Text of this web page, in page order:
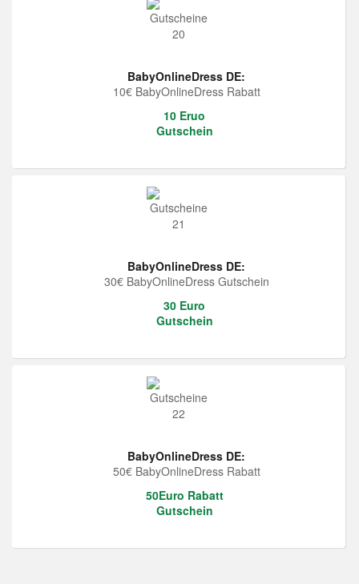
BabyOnlineDress DE:
10€ BabyOnlineDress Rabatt
10 Eruo
Gutschein
BabyOnlineDress DE:
30€ BabyOnlineDress Gutschein
30 Euro
Gutschein
BabyOnlineDress DE:
50€ BabyOnlineDress Rabatt
50Euro Rabatt
Gutschein